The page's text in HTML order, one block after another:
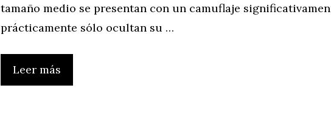
tamaño medio se presentan con un camuflaje
prácticamente sólo ocultan su …
Leer más